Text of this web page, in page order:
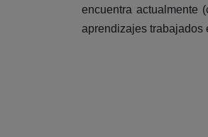
encuentra actualmente
aprendizajes trabajados